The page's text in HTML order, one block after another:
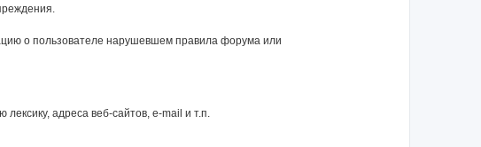
о пользователе нарушевшем правила форума или
адреса веб-сайтов, e-mail и т.п.